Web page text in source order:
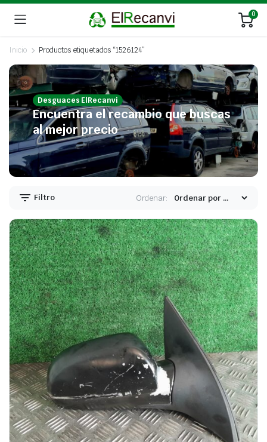
0
Inicio Productos etiquetados “1526124”
Desguaces ElRecanvi
Encuentra el recambio que buscas
al mejor precio
Filtro Ordenar: